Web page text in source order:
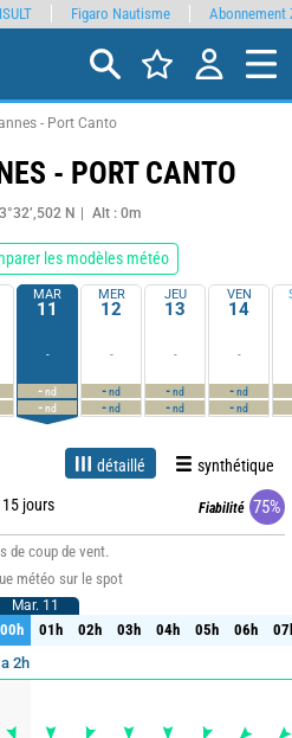
- Port Canto
- PORT CANTO
N Alt : 0m
les modèles météo
MAR
11
-
-nd
-nd
MER
12
-
-nd
-nd
JEU
13
-
-nd
-nd
VEN
14
-
-nd
-nd
détaillé synthétique
15 jours Fiabilité 75%
de coup de vent.
météo sur le spot
2h
Mar. 11
00h 01h 02h 03h 04h 05h 06h
Mar. 11
00h 01h 02h 03h 04h 05h 06h
Figaro Nautisme Abonnement